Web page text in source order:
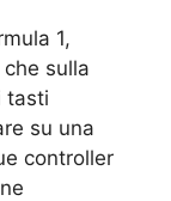
1,
sulla
tasti
su una
controller